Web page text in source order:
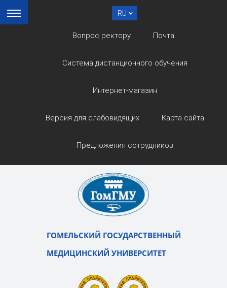
RU
Вопрос ректору Почта
Система дистанционного обучения
Интернет-магазин
Версия для слабовидящих Карта сайта
Предложения сотрудников
ГОМЕЛЬСКИЙ ГОСУДАРСТВЕННЫЙ
МЕДИЦИНСКИЙ УНИВЕРСИТЕТ